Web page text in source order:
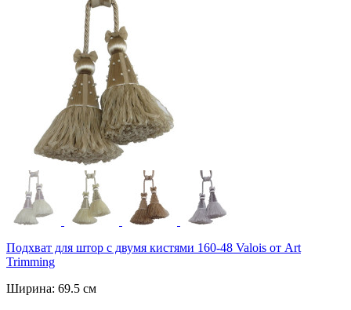
Подхват для штор с двумя кистями 160-48 Valois от Art
Trimming
Ширина: 69.5 см